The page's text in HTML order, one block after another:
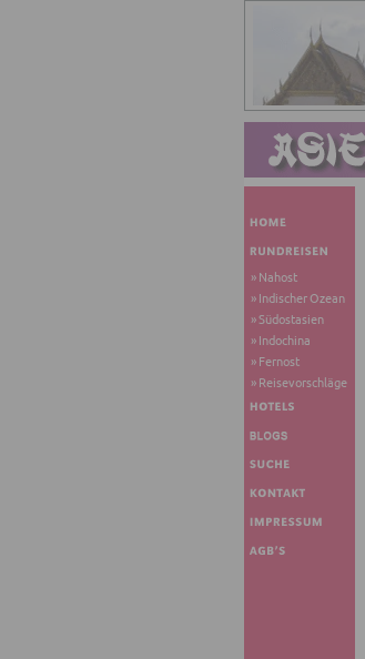
Nahost
Indischer Ozean
Südostasien
Indochina
Fernost
Reisevorschläge